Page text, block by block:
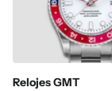
Relojes GMT